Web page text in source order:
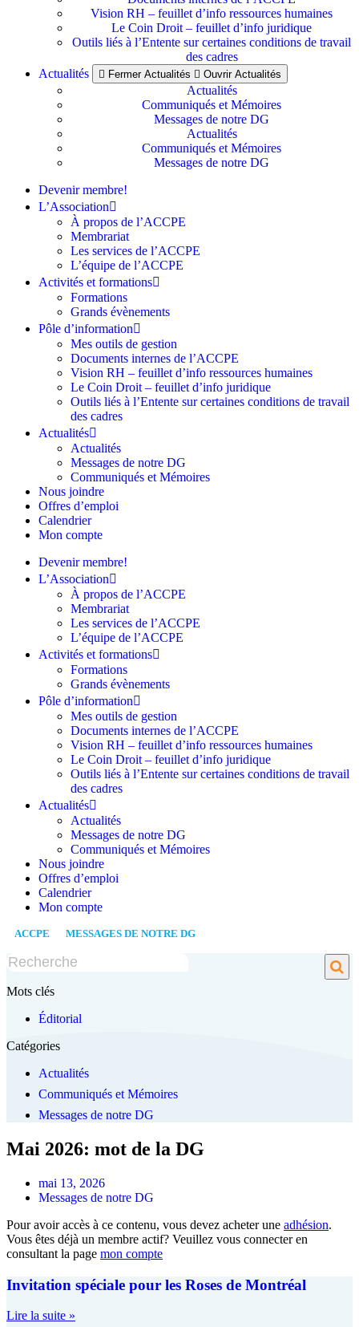
Vision RH – feuillet d’info ressources humaines
Le Coin Droit – feuillet d’info juridique
Outils liés à l’Entente sur certaines conditions de travail
des cadres
Actualités
Fermer Actualités Ouvrir Actualités
Actualités
Communiqués et Mémoires
Messages de notre DG
Actualités
Communiqués et Mémoires
Messages de notre DG
Devenir membre!
L’Association
À propos de l’ACCPE
Membrariat
Les services de l’ACCPE
L’équipe de l’ACCPE
Activités et formations
Formations
Grands évènements
Pôle d’information
Mes outils de gestion
Documents internes de l’ACCPE
Vision RH – feuillet d’info ressources humaines
Le Coin Droit – feuillet d’info juridique
Outils liés à l’Entente sur certaines conditions de travail
des cadres
Actualités
Actualités
Messages de notre DG
Communiqués et Mémoires
Nous joindre
Offres d’emploi
Calendrier
Mon compte
Devenir membre!
L’Association
À propos de l’ACCPE
Membrariat
Les services de l’ACCPE
L’équipe de l’ACCPE
Activités et formations
Formations
Grands évènements
Pôle d’information
Mes outils de gestion
Documents internes de l’ACCPE
Vision RH – feuillet d’info ressources humaines
Le Coin Droit – feuillet d’info juridique
Outils liés à l’Entente sur certaines conditions de travail
des cadres
Actualités
Actualités
Messages de notre DG
Communiqués et Mémoires
Nous joindre
Offres d’emploi
Calendrier
Mon compte
ACCPE MESSAGES DE NOTRE DG
Mots clés
Éditorial
Catégories
Actualités
Communiqués et Mémoires
Messages de notre DG
Mai 2026: mot de la DG
mai 13, 2026
Messages de notre DG
Pour avoir accès à ce contenu, vous devez acheter une adhésion.
Vous êtes déjà un membre actif? Veuillez vous connecter en
consultant la page mon compte
Invitation spéciale pour les Roses de Montréal
Lire la suite »